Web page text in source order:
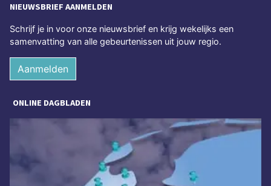
NIEUWSBRIEF AANMELDEN
Schrijf je in voor onze nieuwsbrief en krijg wekelijks een
samenvatting van alle gebeurtenissen uit jouw regio.
Aanmelden
ONLINE DAGBLADEN